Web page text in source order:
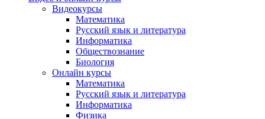
Видеокурсы
Математика
Русский язык и литература
Информатика
Обществознание
Биология
Онлайн курсы
Математика
Русский язык и литература
Информатика
Физика